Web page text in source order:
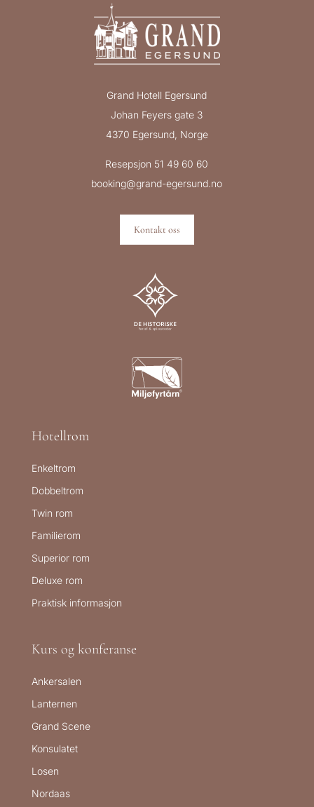
Grand Hotell Egersund
Johan Feyers gate 3
4370 Egersund, Norge
Resepsjon 51 49 60 60
booking@grand-egersund.no
Kontakt oss
Hotellrom
Enkeltrom
Dobbeltrom
Twin rom
Familierom
Superior rom
Deluxe rom
Praktisk informasjon
Kurs og konferanse
Ankersalen
Lanternen
Grand Scene
Konsulatet
Losen
Nordaas